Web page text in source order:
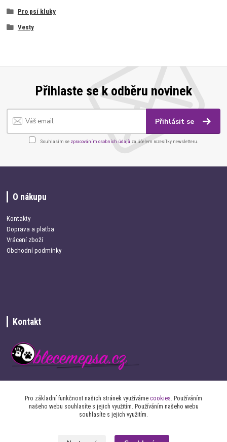
Pro psí kluky
Vesty
Přihlaste se k odběru novinek
Přihlásit se
Souhlasím se zpracováním osobních údajů za účelem rozesílky newsletteru.
O nákupu
Kontakty
Doprava a platba
Vrácení zboží
Obchodní podmínky
Kontakt
info@oblecemepsa.cz
Pro základní funkčnost našich stránek využíváme cookies. Používáním
našeho webu souhlasíte s jejich využitím. Používáním našeho webu
souhlasíte s jejich využitím.